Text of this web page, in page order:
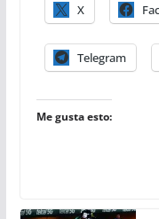
X
Telegram
Me gusta esto: